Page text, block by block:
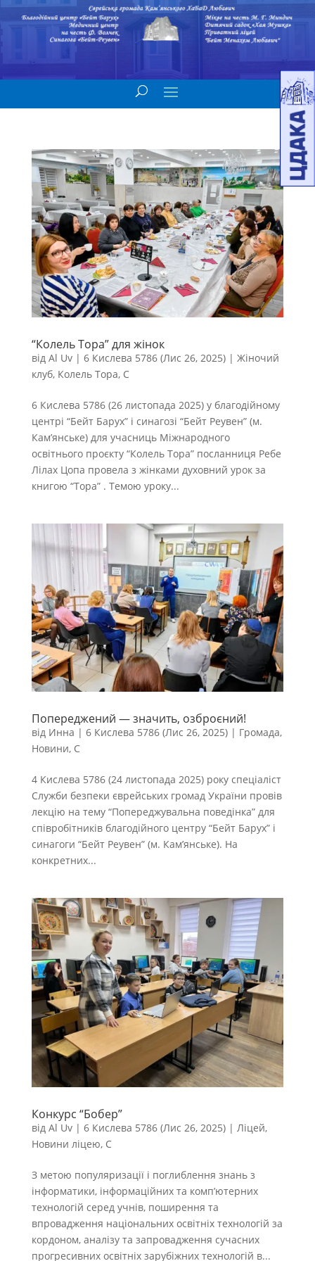
“Колель Тора” для жінок
від Al Uv| 6 Кислева 5786 (Лис 26, 2025)| Жіночий
клуб, Колель Тора, С
6 Кислева 5786 (26 листопада 2025) у благодійному
центрі “Бейт Барух” і синагозі “Бейт Реувен” (м.
Кам’янське) для учасниць Міжнародного
освітнього проєкту “Колель Тора” посланниця Ребе
Лілах Цопа провела з жінками духовний урок за
книгою “Тора” . Темою уроку...
Попереджений — значить, озброєний!
від Инна | 6 Кислева 5786 (Лис 26, 2025)| Громада,
Новини, С
4 Кислева 5786 (24 листопада 2025) року спеціаліст
Служби безпеки єврейських громад України провів
лекцію на тему “Попереджувальна поведінка” для
співробітників благодійного центру “Бейт Барух” і
синагоги “Бейт Реувен” (м. Кам’янське). На
конкретних...
Конкурс “Бобер”
від Al Uv| 6 Кислева 5786 (Лис 26, 2025)| Ліцей,
Новини ліцею, С
З метою популяризації і поглиблення знань з
інформатики, інформаційних та комп’ютерних
технологій серед учнів, поширення та
впровадження національних освітніх технологій за
кордоном, аналізу та запровадження сучасних
прогресивних освітніх зарубіжних технологій в...